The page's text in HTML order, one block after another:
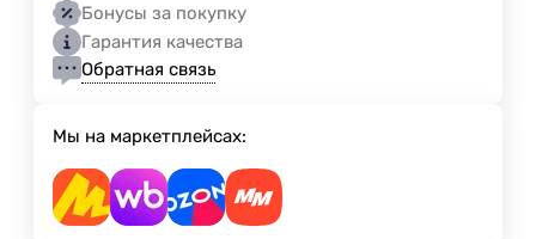
Бонусы за покупку
Гарантия качества
Обратная связь
Мы на маркетплейсах: